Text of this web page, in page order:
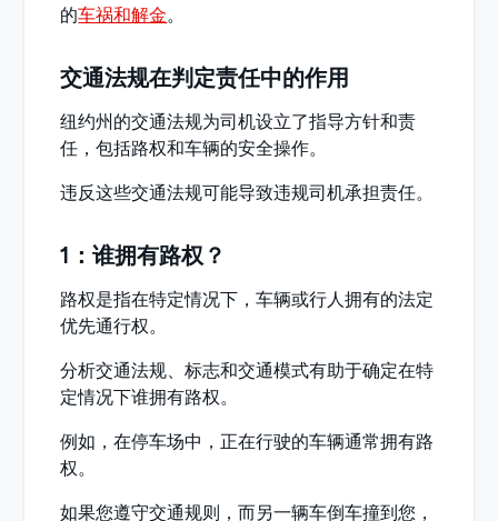
的车祸和解金。
交通法规在判定责任中的作用
纽约州的交通法规为司机设立了指导方针和责
任，包括路权和车辆的安全操作。
违反这些交通法规可能导致违规司机承担责任。
1：谁拥有路权？
路权是指在特定情况下，车辆或行人拥有的法定
优先通行权。
分析交通法规、标志和交通模式有助于确定在特
定情况下谁拥有路权。
例如，在停车场中，正在行驶的车辆通常拥有路
权。
如果您遵守交通规则，而另一辆车倒车撞到您，